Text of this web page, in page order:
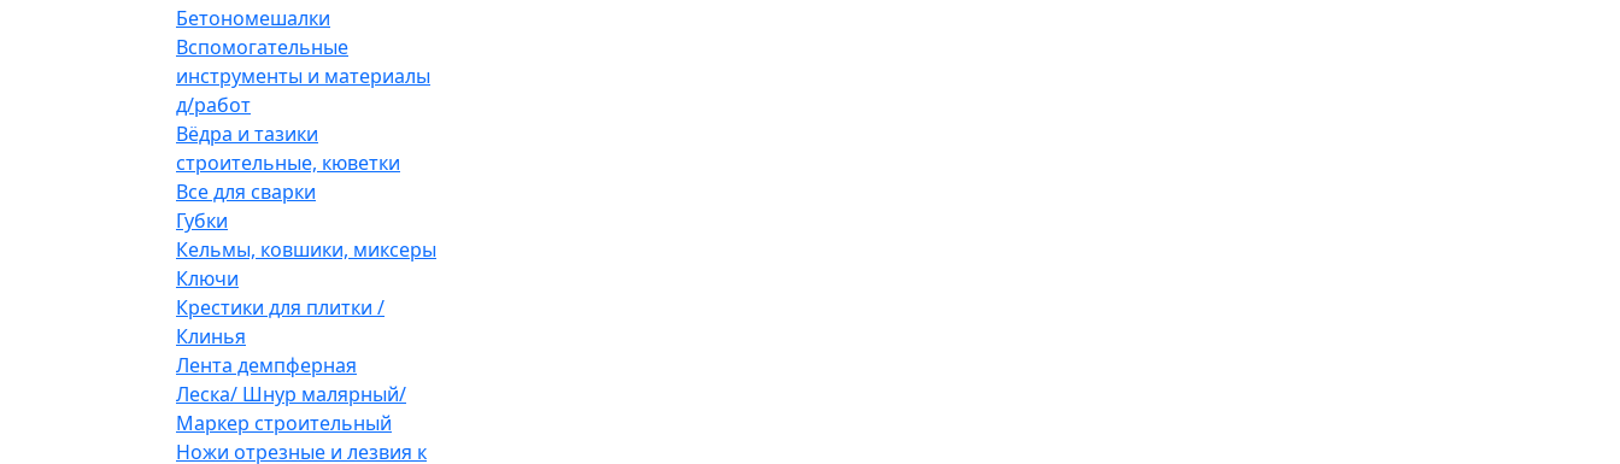
Бетономешалки
Вспомогательные
инструменты и материалы
д/работ
Вёдра и тазики
строительные, кюветки
Все для сварки
Губки
Кельмы, ковшики, миксеры
Ключи
Крестики для плитки /
Клинья
Лента демпферная
Леска/ Шнур малярный/
Маркер строительный
Ножи отрезные и лезвия к